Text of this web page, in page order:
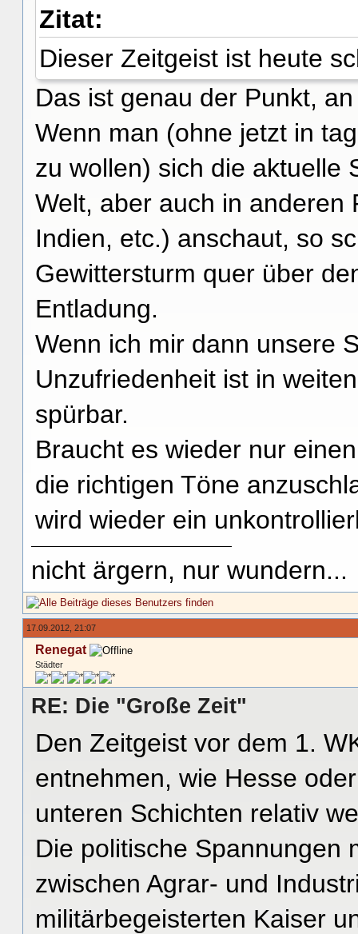
Zitat:
Dieser Zeitgeist ist heute
Das ist genau der Punkt,
Wenn man (ohne jetzt in
zu wollen) sich die aktuelle
Welt, aber auch in anderen
Indien, etc.) anschaut, so
Gewittersturm quer über
Entladung.
Wenn ich mir dann unsere
Unzufriedenheit ist in
spürbar.
Braucht es wieder nur
die richtigen Töne
wird wieder ein
nicht ärgern, nur wundern...
17.09.2012, 21:07
Renegat
Städter
RE: Die "Große Zeit"
Den Zeitgeist vor dem 1.
entnehmen, wie Hesse
unteren Schichten relativ
Die politische Spannungen
zwischen Agrar- und
militärbegeisterten Kaiser